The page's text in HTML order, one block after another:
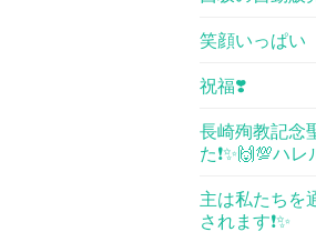
笑顔いっぱい
祝福❣️
長崎殉教記念
た❗️✨🙌💯ハレ
主は私たちを
されます❗️✨